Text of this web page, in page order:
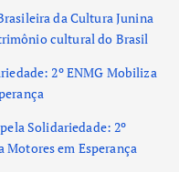
da Cultura Junina
cultural do Brasil
2º ENMG Mobiliza
Solidariedade: 2º
em Esperança